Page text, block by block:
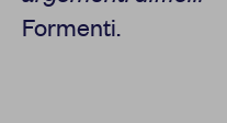
Formenti.